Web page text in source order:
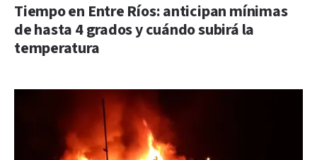
Tiempo en Entre Ríos: anticipan mínimas
de hasta 4 grados y cuándo subirá la
temperatura